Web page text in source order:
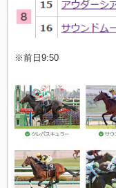
※前日9:50